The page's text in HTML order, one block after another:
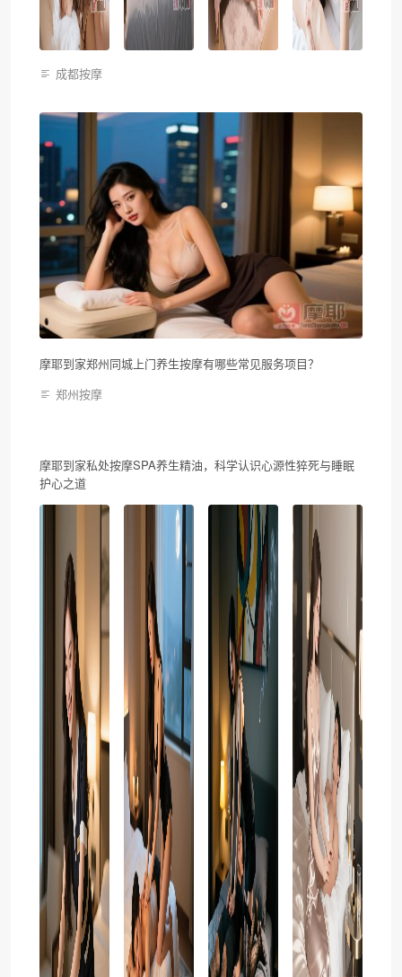
成都按摩
摩耶到家郑州同城上门养生按摩有哪些常见服务项目？
郑州按摩
摩耶到家私处按摩SPA养生精油，科学认识心源性猝死与睡眠
护心之道